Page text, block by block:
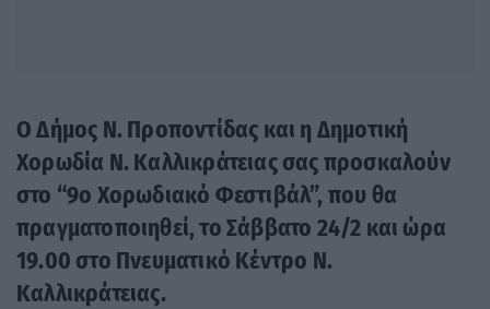
Ο Δήμος Ν. Προποντίδας και η Δημοτική
Χορωδία Ν. Καλλικράτειας σας προσκαλούν
στο “9ο Χορωδιακό Φεστιβάλ”, που θα
πραγματοποιηθεί, το Σάββατο 24/2 και ώρα
19.00 στο Πνευματικό Κέντρο Ν.
Καλλικράτειας.